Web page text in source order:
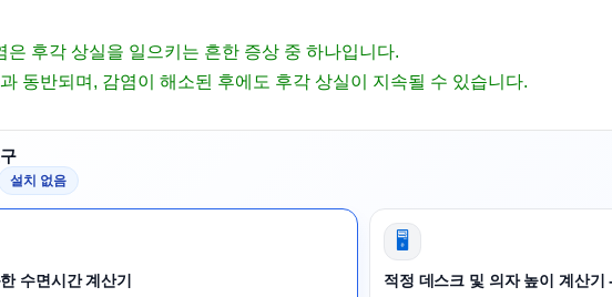
은 후각 상실을 일으키는 흔한 증상 중 하나입니다.
동반되며, 감염이 해소된 후에도 후각 상실이 지속될 수 있습니다.
설치 없음
수면시간 계산기
🖥️
적정 데스크 및 의자 높이 계산기